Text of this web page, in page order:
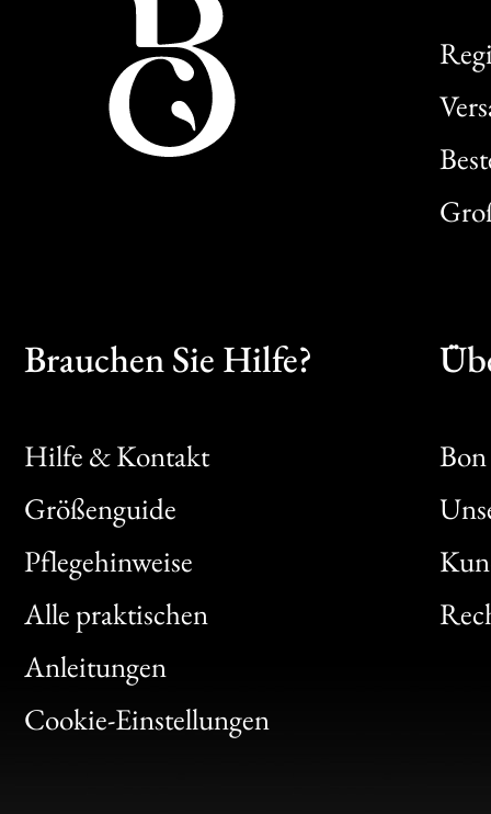
Brauchen Sie Hilfe?
Hilfe & Kontakt
Größenguide
Pflegehinweise
Alle praktischen
Anleitungen
Cookie-Einstellungen
Bon
Clic